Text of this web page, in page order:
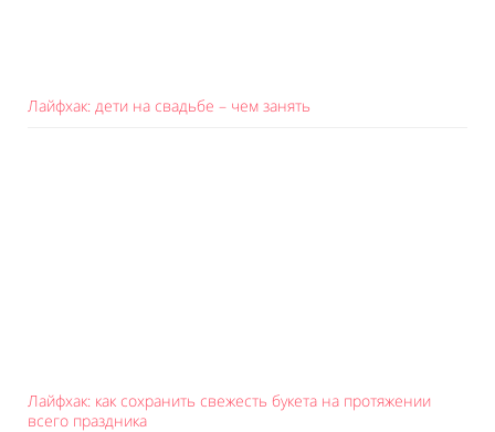
Лайфхак: дети на свадьбе – чем занять
Лайфхак: как сохранить свежесть букета на протяжении
всего праздника